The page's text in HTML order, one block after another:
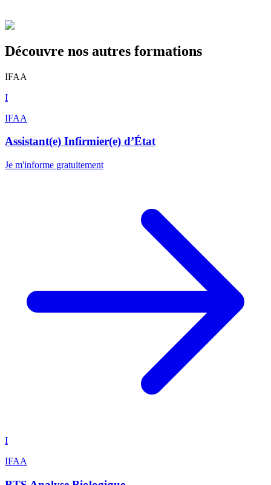
Découvre nos autres formations
IFAA
I
IFAA
Assistant(e) Infirmier(e) d’État
Je m'informe gratuitement
I
IFAA